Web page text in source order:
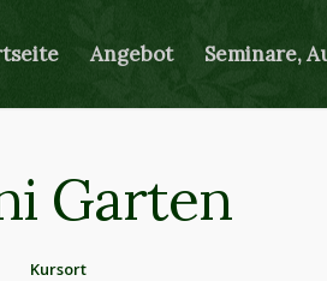
Angebot Seminare,
Garten
Kursort